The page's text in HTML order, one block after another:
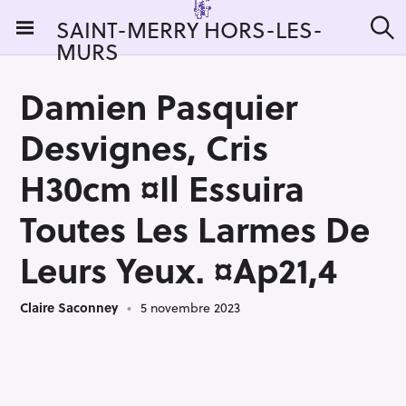
i
SAINT-MERRY HORS-LES-
MURS e
Damien Pasquier
Desvignes, Cris
H30cm ¤Il Essuira
Toutes Les Larmes De
Leurs Yeux. ¤Ap21,4
Claire Saconney 5 novembre 2023